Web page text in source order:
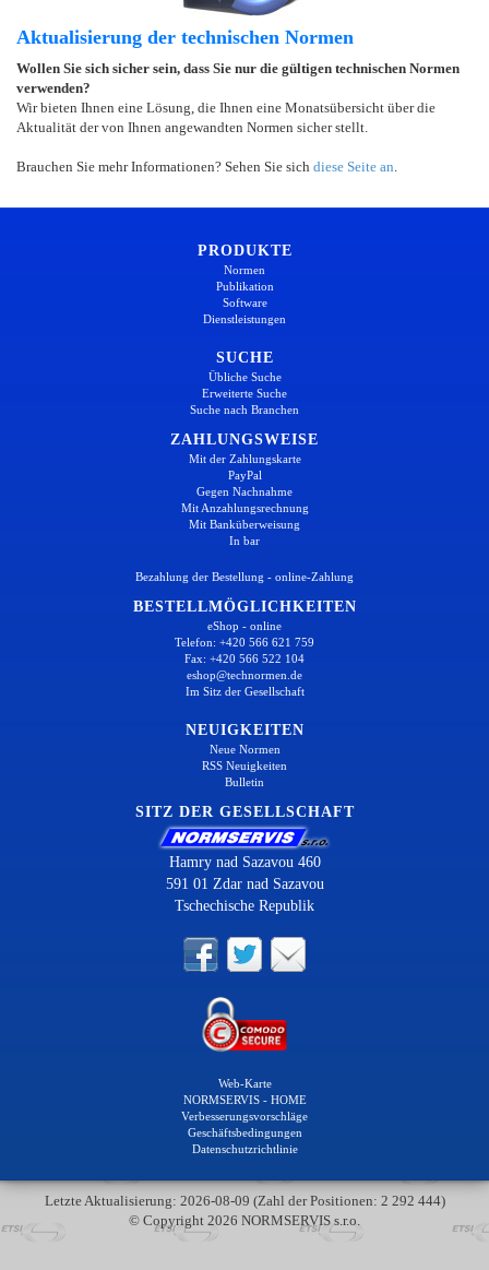
Aktualisierung der technischen Normen
Wollen Sie sich sicher sein, dass Sie nur die gültigen technischen Normen
verwenden?
Wir bieten Ihnen eine Lösung, die Ihnen eine Monatsübersicht über die
Aktualität der von Ihnen angewandten Normen sicher stellt.
Brauchen Sie mehr Informationen? Sehen Sie sich diese Seite an
PRODUKTE
Normen
Publikation
Software
Dienstleistungen
SUCHE
Übliche Suche
Erweiterte Suche
Suche nach Branchen
ZAHLUNGSWEISE
Mit der Zahlungskarte
PayPal
Gegen Nachnahme
Mit Anzahlungsrechnung
Mit Banküberweisung
In bar
Bezahlung der Bestellung - online-Zahlung
BESTELLMÖGLICHKEITEN
eShop - online
Telefon: +420 566 621 759
Fax: +420 566 522 104
eshop@technormen.de
Im Sitz der Gesellschaft
NEUIGKEITEN
Neue Normen
RSS Neuigkeiten
Bulletin
SITZ DER GESELLSCHAFT
Hamry nad Sazavou 460
591 01 Zdar nad Sazavou
Tschechische Republik
Web-Karte
NORMSERVIS - HOME
Verbesserungsvorschläge
Geschäftsbedingungen
Datenschutzrichtlinie
Letzte Aktualisierung: 2026-08-09 (Zahl der Positionen: 2 292 444)
© Copyright 2026 NORMSERVIS s.r.o.